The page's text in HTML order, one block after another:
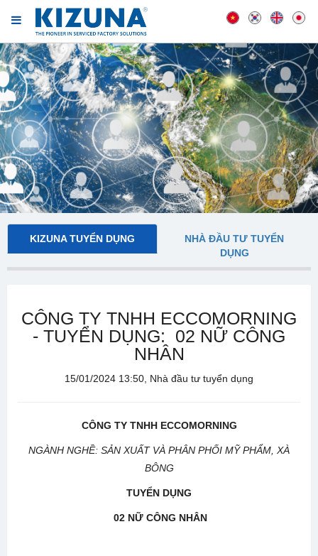
KIZUNA TUYỂN DỤNG
NHÀ ĐẦU TƯ TUYỂN
DỤNG
CÔNG TY TNHH ECCOMORNING
- TUYỂN DỤNG: 02 NỮ CÔNG
NHÂN
15/01/2024 13:50, Nhà đầu tư tuyển dụng
CÔNG TY TNHH ECCOMORNING
NGÀNH NGHỀ: SẢN XUẤT VÀ PHÂN PHỐI MỸ PHẨM, XÀ
BÔNG
TUYỂN DỤNG
02 NỮ CÔNG NHÂN